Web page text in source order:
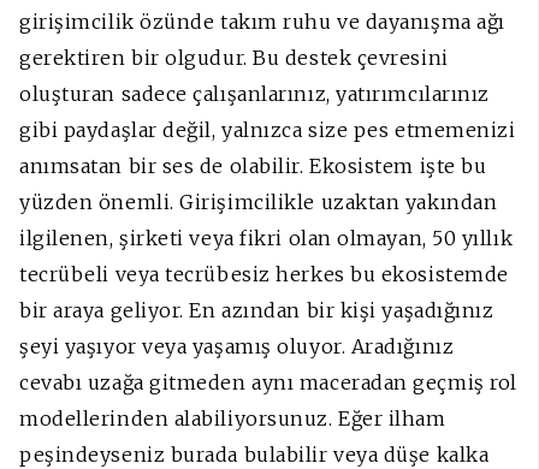
girişimcilik özünde takım ruhu ve dayanışma ağı
gerektiren bir olgudur. Bu destek çevresini
oluşturan sadece çalışanlarınız, yatırımcılarınız
gibi paydaşlar değil, yalnızca size pes etmemenizi
anımsatan bir ses de olabilir. Ekosistem işte bu
yüzden önemli. Girişimcilikle uzaktan yakından
ilgilenen, şirketi veya fikri olan olmayan, 50 yıllık
tecrübeli veya tecrübesiz herkes bu ekosistemde
bir araya geliyor. En azından bir kişi yaşadığınız
şeyi yaşıyor veya yaşamış oluyor. Aradığınız
cevabı uzağa gitmeden aynı maceradan geçmiş rol
modellerinden alabiliyorsunuz. Eğer ilham
peşindeyseniz burada bulabilir veya düşe kalka